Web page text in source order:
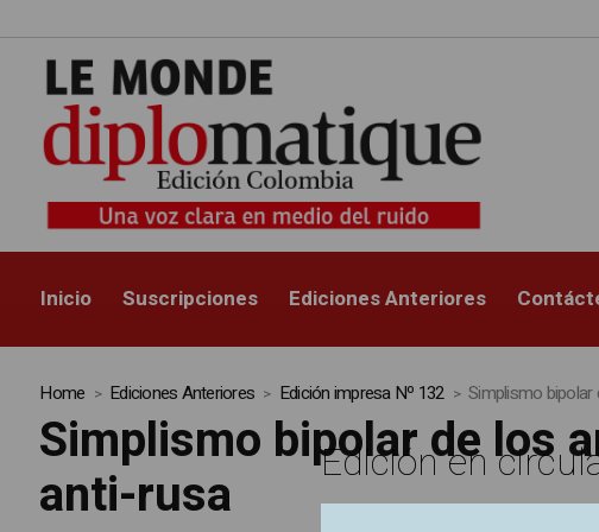
Inicio Suscripciones Ediciones Anteriores
Home Ediciones Anteriores Edición impresa Nº 132 Simplismo bipolar
Simplismo bipolar de los
anti-rusa Edición en